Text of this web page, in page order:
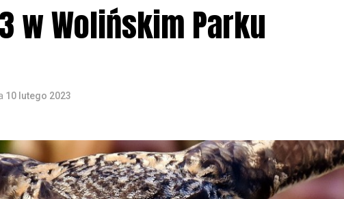
w Wolińskim Parku
10 lutego 2023